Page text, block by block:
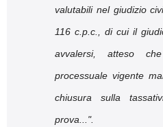
valutabili nel giudizio
116 c.p.c., di cui il
avvalersi, atteso che
processuale vigente
chiusura sulla
prova...".